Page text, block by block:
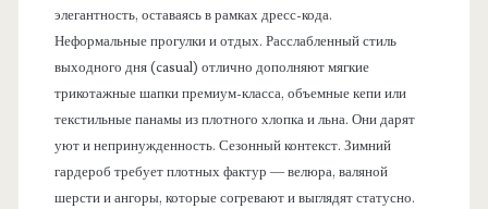
элегантность, оставаясь в рамках дресс-кода.
Неформальные прогулки и отдых. Расслабленный стиль
выходного дня (casual) отлично дополняют мягкие
трикотажные шапки премиум-класса, объемные кепи или
текстильные панамы из плотного хлопка и льна. Они дарят
уют и непринужденность. Сезонный контекст. Зимний
гардероб требует плотных фактур — велюра, валяной
шерсти и ангоры, которые согревают и выглядят статусно.